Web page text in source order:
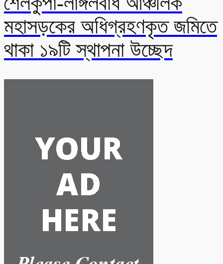
মহাসড়কের অধিগ্রহণকৃত জমিতে
থাকা ১৯টি স্থাপনা উচ্ছেদ